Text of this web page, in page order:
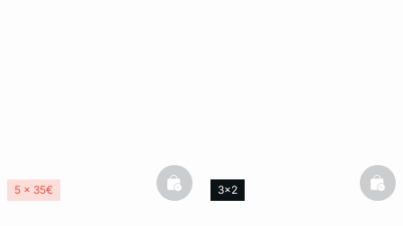
5 x 35€ basketfull
3x2